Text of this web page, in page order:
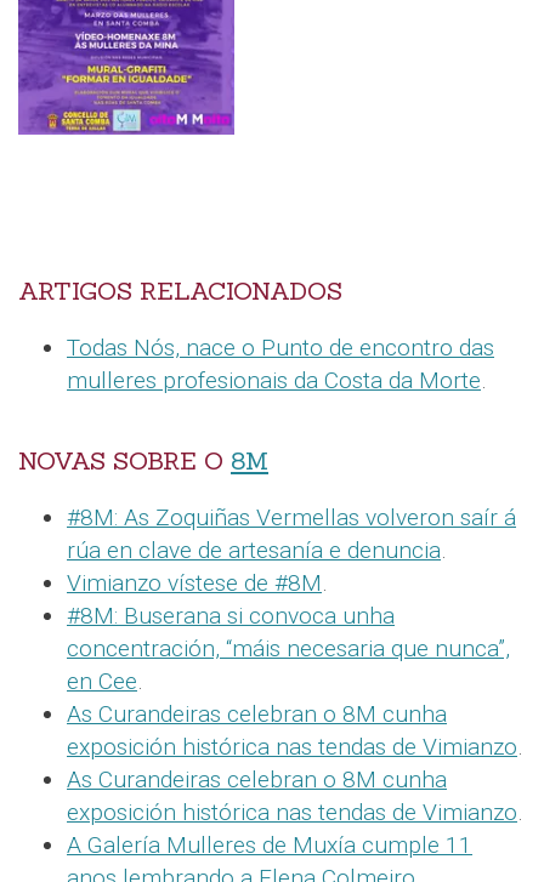
ARTIGOS RELACIONADOS
Todas Nós, nace o Punto de encontro das
mulleres profesionais da Costa da Morte.
NOVAS SOBRE O 8M
#8M: As Zoquiñas Vermellas volveron saír á
rúa en clave de artesanía e denuncia.
Vimianzo vístese de #8M.
#8M: Buserana si convoca unha
concentración, “máis necesaria que nunca”,
en Cee.
As Curandeiras celebran o 8M cunha
exposición histórica nas tendas de Vimianzo.
As Curandeiras celebran o 8M cunha
exposición histórica nas tendas de Vimianzo.
A Galería Mulleres de Muxía cumple 11